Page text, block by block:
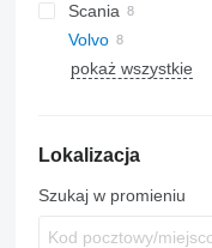
TGL
TGM
TGS
Actros
Antos
Arocs
Magnum
Scania
R-series
Volvo
FH
pokaż wszystkie
Lokalizacja
Szukaj w promieniu